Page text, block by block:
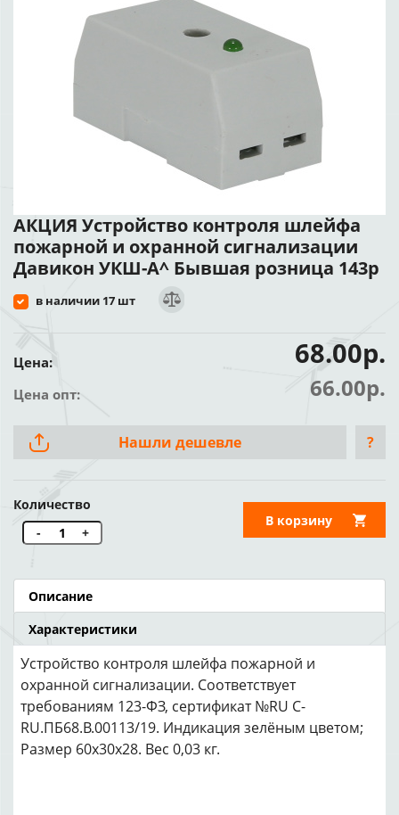
АКЦИЯ Устройство контроля шлейфа
пожарной и охранной сигнализации
Давикон УКШ-А^ Бывшая розница 143р
в наличии 17 шт
Цена: 68.00р.
Цена опт: 66.00р.
Нашли дешевле ?
Количество
-
+
В корзину
Описание
Характеристики
Устройство контроля шлейфа пожарной и
охранной сигнализации. Соответствует
требованиям 123-ФЗ, сертификат №RU C-
RU.ПБ68.В.00113/19. Индикация зелёным цветом;
Размер 60x30x28. Вес 0,03 кг.